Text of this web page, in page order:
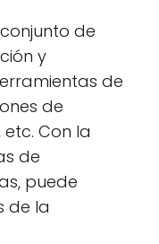
de
y
de
de
Con la
de
puede
de la